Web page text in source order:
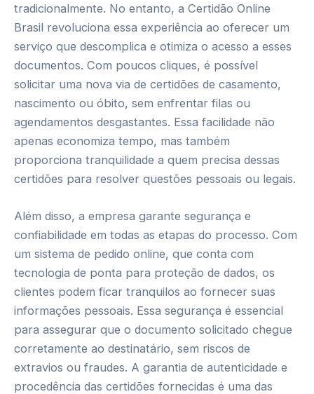
tradicionalmente. No entanto, a Certidão Online
Brasil revoluciona essa experiência ao oferecer um
serviço que descomplica e otimiza o acesso a esses
documentos. Com poucos cliques, é possível
solicitar uma nova via de certidões de casamento,
nascimento ou óbito, sem enfrentar filas ou
agendamentos desgastantes. Essa facilidade não
apenas economiza tempo, mas também
proporciona tranquilidade a quem precisa dessas
certidões para resolver questões pessoais ou legais.
Além disso, a empresa garante segurança e
confiabilidade em todas as etapas do processo. Com
um sistema de pedido online, que conta com
tecnologia de ponta para proteção de dados, os
clientes podem ficar tranquilos ao fornecer suas
informações pessoais. Essa segurança é essencial
para assegurar que o documento solicitado chegue
corretamente ao destinatário, sem riscos de
extravios ou fraudes. A garantia de autenticidade e
procedência das certidões fornecidas é uma das